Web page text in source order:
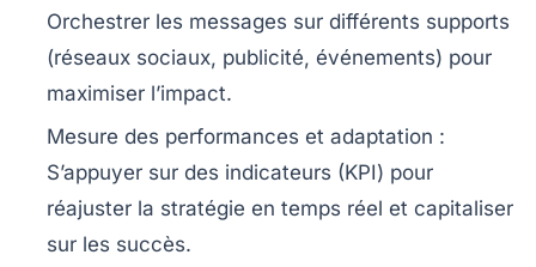
Orchestrer les messages sur différents supports
(réseaux sociaux, publicité, événements) pour
maximiser l’impact.
Mesure des performances et adaptation :
S’appuyer sur des indicateurs (KPI) pour
réajuster la stratégie en temps réel et capitaliser
sur les succès.